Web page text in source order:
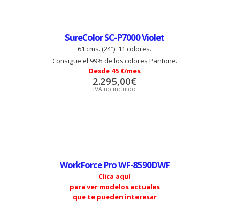
SureColor SC-P7000 Violet
61 cms. (24″) 11 colores.
Consigue el 99% de los colores Pantone.
Desde 45 €/mes
2.295,00€
IVA no incluido
WorkForce Pro WF-8590DWF
Clica aquí
para ver modelos actuales
que te pueden interesar